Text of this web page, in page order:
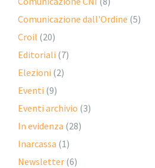
Comunicazione dall'Ordine (5)
Croil (20)
Editoriali (7)
Elezioni (2)
Eventi (9)
Eventi archivio (3)
In evidenza (28)
Inarcassa (1)
Newsletter (6)